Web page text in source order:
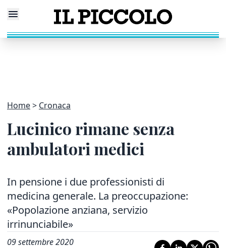
Home Cronaca
Lucinico rimane senza
ambulatori medici
In pensione i due professionisti di
medicina generale. La preoccupazione:
«Popolazione anziana, servizio
irrinunciabile»
09 settembre 2020